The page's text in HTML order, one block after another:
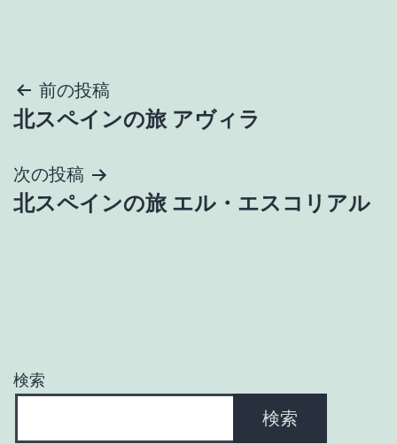
投
稿
ナ
ビ
ョ
前の投稿
北スペインの旅 アヴィラ
次の投稿
北スペインの旅 エル・エスコリアル
検索
検索